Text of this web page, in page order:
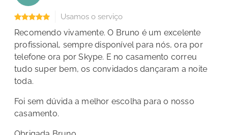
Usamos o serviço
Recomendo vivamente. O Bruno é um excelente
profissional, sempre disponível para nós, ora por
telefone ora por Skype. E no casamento correu
tudo super bem, os convidados dançaram a noite
toda.
Foi sem dúvida a melhor escolha para o nosso
casamento.